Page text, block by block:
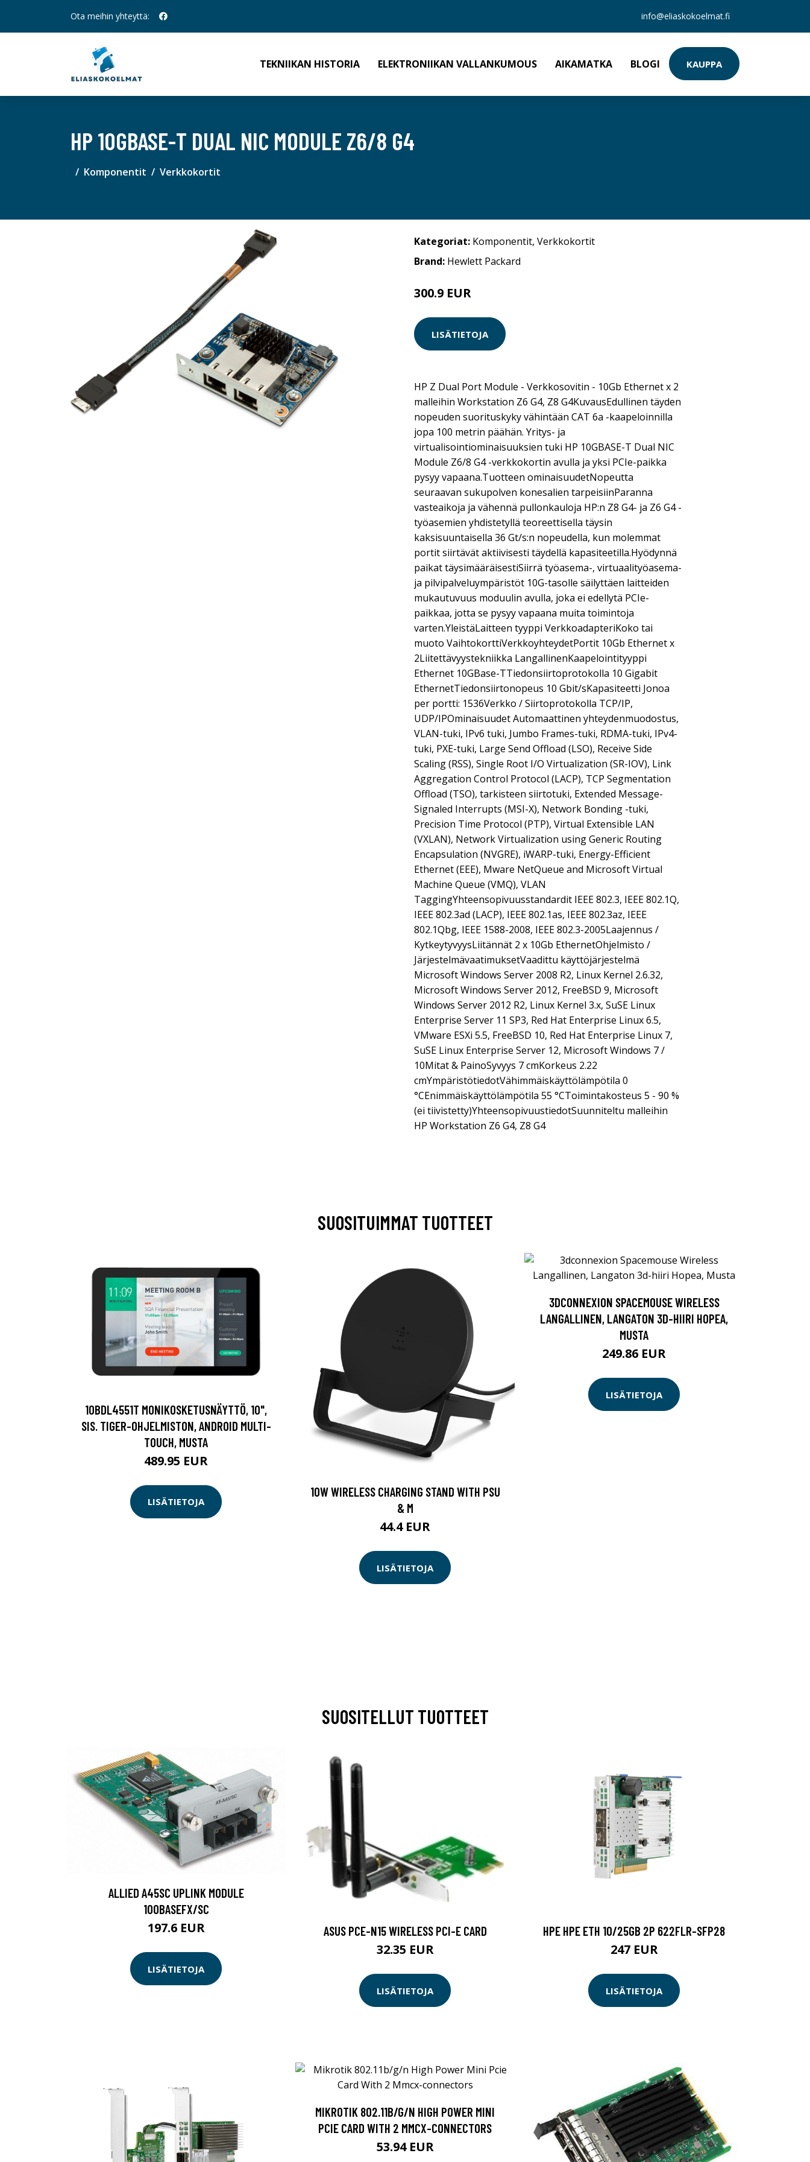
Ota meihin yhteyttä: info@eliaskokoelmat.fi
TEKNIIKAN HISTORIA ELEKTRONIIKAN VALLANKUMOUS AIKAMATKA BLOGI KAUPPA
HP 10GBASE-T DUAL NIC MODULE Z6/8 G4
Komponentit Verkkokortit
Kategoriat: Komponentit, Verkkokortit
Brand: Hewlett Packard
300.9 EUR
LISÄTIETOJA
HP Z Dual Port Module - Verkkosovitin - 10Gb Ethernet x 2
malleihin Workstation Z6 G4, Z8 G4KuvausEdullinen täyden
nopeuden suorituskyky vähintään CAT 6a -kaapeloinnilla
jopa 100 metrin päähän. Yritys- ja
virtualisointiominaisuuksien tuki HP 10GBASE-T Dual NIC
Module Z6/8 G4 -verkkokortin avulla ja yksi PCIe-paikka
pysyy vapaana.Tuotteen ominaisuudetNopeutta
seuraavan sukupolven konesalien tarpeisiinParanna
vasteaikoja ja vähennä pullonkauloja HP:n Z8 G4- ja Z6 G4 -
työasemien yhdistetyllä teoreettisella täysin
kaksisuuntaisella 36 Gt/s:n nopeudella, kun molemmat
portit siirtävät aktiivisesti täydellä kapasiteetilla.Hyödynnä
paikat täysimääräisestiSiirrä työasema-, virtuaalityöasema-
ja pilvipalveluympäristöt 10G-tasolle säilyttäen laitteiden
mukautuvuus moduulin avulla, joka ei edellytä PCIe-
paikkaa, jotta se pysyy vapaana muita toimintoja
varten.YleistäLaitteen tyyppi VerkkoadapteriKoko tai
muoto VaihtokorttiVerkkoyhteydetPortit 10Gb Ethernet x
2Liitettävyystekniikka LangallinenKaapelointityyppi
Ethernet 10GBase-TTiedonsiirtoprotokolla 10 Gigabit
EthernetTiedonsiirtonopeus 10 Gbit/sKapasiteetti Jonoa
per portti: 1536Verkko / Siirtoprotokolla TCP/IP,
UDP/IPOminaisuudet Automaattinen yhteydenmuodostus,
VLAN-tuki, IPv6 tuki, Jumbo Frames-tuki, RDMA-tuki, IPv4-
tuki, PXE-tuki, Large Send Offload (LSO), Receive Side
Scaling (RSS), Single Root I/O Virtualization (SR-IOV), Link
Aggregation Control Protocol (LACP), TCP Segmentation
Offload (TSO), tarkisteen siirtotuki, Extended Message-
Signaled Interrupts (MSI-X), Network Bonding -tuki,
Precision Time Protocol (PTP), Virtual Extensible LAN
(VXLAN), Network Virtualization using Generic Routing
Encapsulation (NVGRE), iWARP-tuki, Energy-Efficient
Ethernet (EEE), Mware NetQueue and Microsoft Virtual
Machine Queue (VMQ), VLAN
TaggingYhteensopivuusstandardit IEEE 802.3, IEEE 802.1Q,
IEEE 802.3ad (LACP), IEEE 802.1as, IEEE 802.3az, IEEE
802.1Qbg, IEEE 1588-2008, IEEE 802.3-2005Laajennus /
KytkeytyvyysLiitännät 2 x 10Gb EthernetOhjelmisto /
JärjestelmävaatimuksetVaadittu käyttöjärjestelmä
Microsoft Windows Server 2008 R2, Linux Kernel 2.6.32,
Microsoft Windows Server 2012, FreeBSD 9, Microsoft
Windows Server 2012 R2, Linux Kernel 3.x, SuSE Linux
Enterprise Server 11 SP3, Red Hat Enterprise Linux 6.5,
VMware ESXi 5.5, FreeBSD 10, Red Hat Enterprise Linux 7,
SuSE Linux Enterprise Server 12, Microsoft Windows 7 /
10Mitat & PainoSyvyys 7 cmKorkeus 2.22
cmYmpäristötiedotVähimmäiskäyttölämpötila 0
°CEnimmäiskäyttölämpötila 55 °CToimintakosteus 5 - 90 %
(ei tiivistetty)YhteensopivuustiedotSuunniteltu malleihin
HP Workstation Z6 G4, Z8 G4
SUOSITUIMMAT TUOTTEET
10BDL4551T MONIKOSKETUSNÄYTTÖ, 10",
SIS. TIGER-OHJELMISTON, ANDROID MULTI-
TOUCH, MUSTA
489.95 EUR
LISÄTIETOJA
10W WIRELESS CHARGING STAND WITH PSU
& M
44.4 EUR
LISÄTIETOJA
3DCONNEXION SPACEMOUSE WIRELESS
LANGALLINEN, LANGATON 3D-HIIRI HOPEA,
MUSTA
249.86 EUR
LISÄTIETOJA
SUOSITELLUT TUOTTEET
ALLIED A45SC UPLINK MODULE
100BASEFX/SC
197.6 EUR
LISÄTIETOJA
ASUS PCE-N15 WIRELESS PCI-E CARD
32.35 EUR
LISÄTIETOJA
HPE HPE ETH 10/25GB 2P 622FLR-SFP28
247 EUR
LISÄTIETOJA
MIKROTIK 802.11B/G/N HIGH POWER MINI
PCIE CARD WITH 2 MMCX-CONNECTORS
53.94 EUR